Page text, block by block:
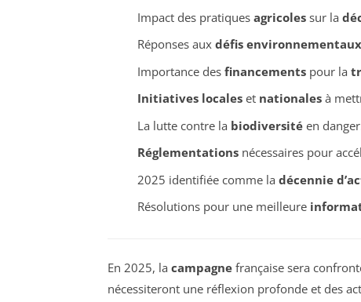
Impact des pratiques agricolessur la
Réponses aux défis environnementaux
Importance des financementspour la
Initiatives localeset nationalesà
La lutte contre la biodiversitéen
Réglementationsnécessaires pour
2025 identifiée comme la décennie
Résolutions pour une meilleure
En 2025, la campagne française sera
nécessiteront une réflexion profonde et des